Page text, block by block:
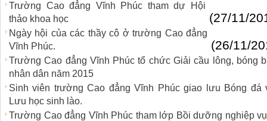
Trường Cao đẳng Vĩnh Phúc tham dự Hội
thảo khoa học
(27/11/
Ngày hội của các thầy cô ở trường Cao đẳng
Vĩnh Phúc.
(26/11/
Trường Cao đẳng Vĩnh Phúc tổ chức Giải cầu lông, bóng
nhân dân năm 2015
Sinh viên trường Cao đẳng Vĩnh Phúc giao lưu Bóng đá
Lưu học sinh lào.
Trường Cao đẳng Vĩnh Phúc tham lớp Bồi dưỡng nghiệp